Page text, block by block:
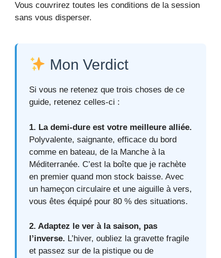
Vous couvrirez toutes les conditions de la session
sans vous disperser.
Mon Verdict
Si vous ne retenez que trois choses de ce
guide, retenez celles-ci :
1. La demi-dure est votre meilleure alliée.
Polyvalente, saignante, efficace du bord
comme en bateau, de la Manche à la
Méditerranée. C’est la boîte que je rachète
en premier quand mon stock baisse. Avec
un hameçon circulaire et une aiguille à vers,
vous êtes équipé pour 80 % des situations.
2. Adaptez le ver à la saison, pas
l’inverse. L’hiver, oubliez la gravette fragile
et passez sur de la pistique ou de